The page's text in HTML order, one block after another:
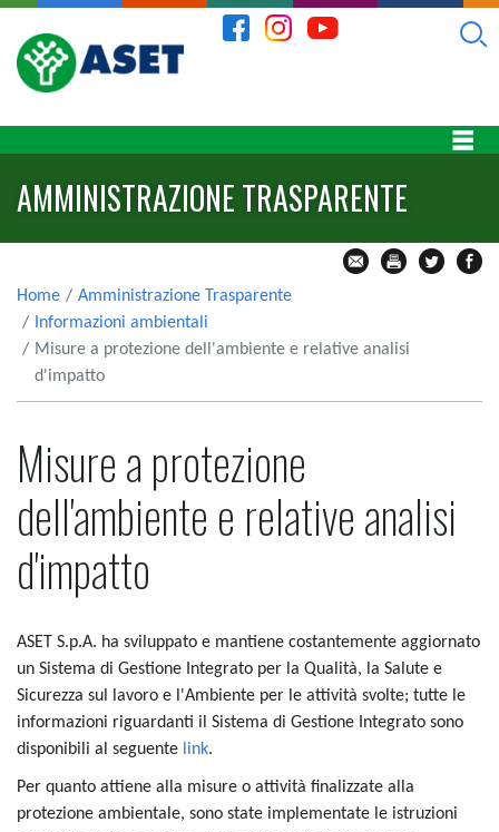
AMMINISTRAZIONE TRASPARENTE
Home
Amministrazione Trasparente
Informazioni ambientali
Misure a protezione dell'ambiente e relative analisi
d'impatto
Misure a protezione
dell'ambiente e relative analisi
d'impatto
ASET S.p.A. ha sviluppato e mantiene costantemente aggiornato
un Sistema di Gestione Integrato per la Qualità, la Salute e
Sicurezza sul lavoro e l'Ambiente per le attività svolte; tutte le
informazioni riguardanti il Sistema di Gestione Integrato sono
disponibili al seguente link.
Per quanto attiene alla misure o attività finalizzate alla
protezione ambientale, sono state implementate le istruzioni